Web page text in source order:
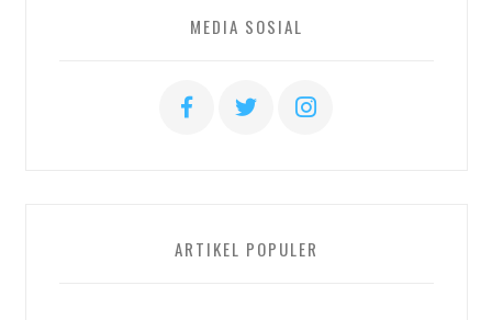
MEDIA SOSIAL
ARTIKEL POPULER